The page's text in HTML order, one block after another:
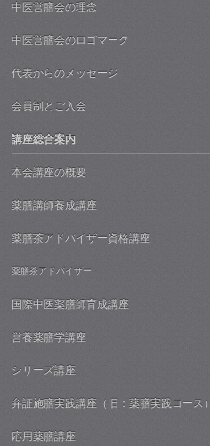
中医営膳会の理念
中医営膳会のロゴマーク
代表からのメッセージ
会員制とご入会
講座総合案内
本会講座の概要
薬膳講師養成講座
薬膳茶アドバイザー資格講座
薬膳茶アドバイザー
国際中医薬膳師育成講座
営養薬膳学講座
シリーズ講座
弁証施膳実践講座（旧：薬膳実践コース）
応用薬膳講座